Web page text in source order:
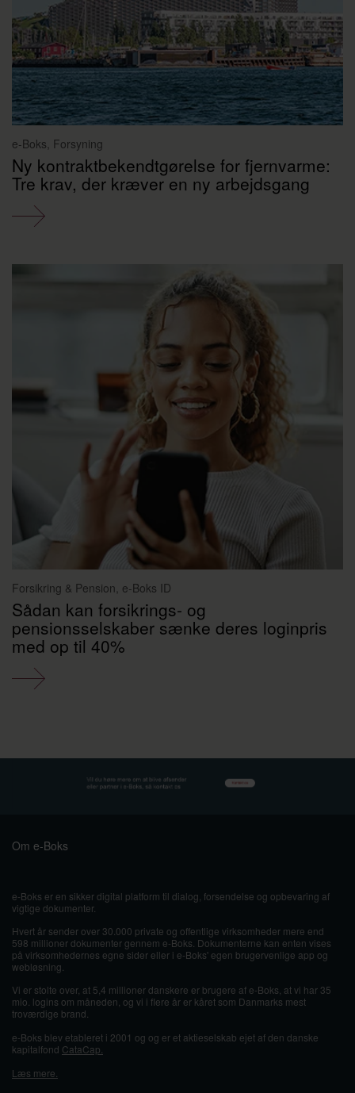
e-Boks, Forsyning
Ny kontraktbekendtgørelse for fjernvarme:
Tre krav, der kræver en ny arbejdsgang
Forsikring & Pension, e-Boks ID
Sådan kan forsikrings- og
pensionsselskaber sænke deres loginpris
med op til 40%
Om e-Boks
e-Boks er en sikker digital platform til dialog, forsendelse og opbevaring af
vigtige dokumenter.
Hvert år sender over 30.000 private og offentlige virksomheder mere end
598 millioner dokumenter gennem e-Boks. Dokumenterne kan enten vises
på virksomhedernes egne sider eller i e-Boks' egen brugervenlige app og
webløsning.
Vi er stolte over, at 5,4 millioner danskere er brugere af e-Boks, at vi har 35
mio. logins om måneden, og vi i flere år er kåret som Danmarks mest
troværdige brand.
e-Boks blev etableret i 2001 og og er et aktieselskab ejet af den danske
kapitalfond CataCap.
Læs mere.